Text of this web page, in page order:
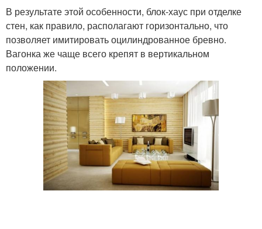
В результате этой особенности, блок-хаус при отделке
стен, как правило, располагают горизонтально, что
позволяет имитировать оцилиндрованное бревно.
Вагонка же чаще всего крепят в вертикальном
положении.